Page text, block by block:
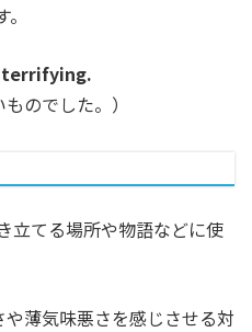
terrifying.
のでした。）
立てる場所や物語などに使
薄気味悪さを感じさせる対